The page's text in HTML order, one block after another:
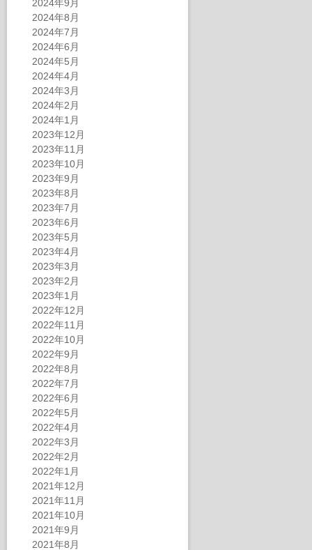
2024年9月
2024年8月
2024年7月
2024年6月
2024年5月
2024年4月
2024年3月
2024年2月
2024年1月
2023年12月
2023年11月
2023年10月
2023年9月
2023年8月
2023年7月
2023年6月
2023年5月
2023年4月
2023年3月
2023年2月
2023年1月
2022年12月
2022年11月
2022年10月
2022年9月
2022年8月
2022年7月
2022年6月
2022年5月
2022年4月
2022年3月
2022年2月
2022年1月
2021年12月
2021年11月
2021年10月
2021年9月
2021年8月